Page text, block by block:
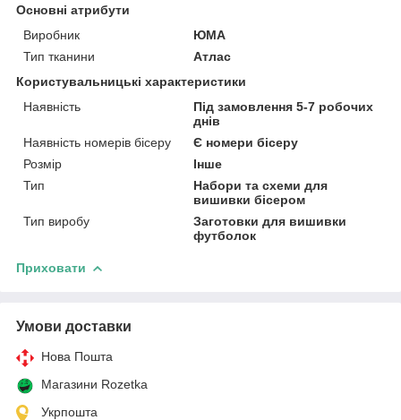
Основні атрибути
Виробник
ЮМА
Тип тканини
Атлас
Користувальницькі характеристики
Наявність
Під замовлення 5-7 робочих
днів
Наявність номерів бісеру
Є номери бісеру
Розмір
Інше
Тип
Набори та схеми для
вишивки бісером
Тип виробу
Заготовки для вишивки
футболок
Приховати
Умови доставки
Нова Пошта
Магазини Rozetka
Укрпошта